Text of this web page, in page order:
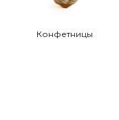
Конфетницы